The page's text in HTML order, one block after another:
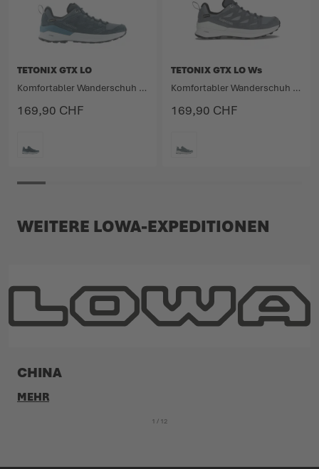
169,90 CHF
TETONIX GTX LO
Komfortabler Wanderschuh für spontane Abenteuer.
169,90 CHF
TETONIX GTX LO Ws
Komfortabler Wanderschuh für spontane Abenteuer.
WEITERE LOWA-EXPEDITIONEN
CHINA
MEHR
1 / 12